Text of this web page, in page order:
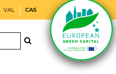
VAL CAS